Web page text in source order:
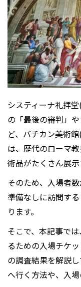
システィーナ礼拝
の「最後の審判」
ど、バチカン美術館(
は、歴代のローマ
術品がたくさん展示
そのため、入場者
準備なしに訪問する
ります。
そこで、本記事で
るための入場チケ
の調査結果を解説
へ行く方法や、入